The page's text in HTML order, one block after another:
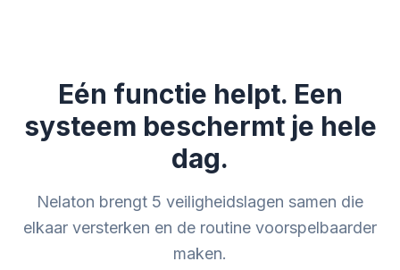
Eén functie helpt. Een
systeem beschermt je hele
dag.
Nelaton brengt 5 veiligheidslagen samen die
elkaar versterken en de routine voorspelbaarder
maken.